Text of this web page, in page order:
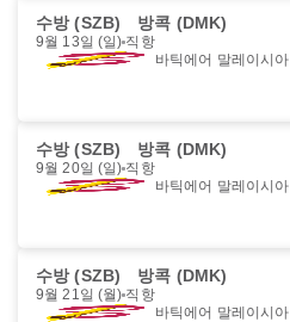
수방 (SZB) 방콕 (DMK)
9월 13일 (일) 직항
바틱에어 말레이시아
수방 (SZB) 방콕 (DMK)
9월 20일 (일) 직항
바틱에어 말레이시아
수방 (SZB) 방콕 (DMK)
9월 21일 (월) 직항
바틱에어 말레이시아